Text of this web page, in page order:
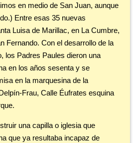
en medio de San Juan, aunque
Entre esas 35 nuevas
Luisa de Marillac, en La Cumbre,
Fernando. Con el desarrollo de la
los Padres Paules dieron una
en los años sesenta y se
en la marquesina de la
Frau, Calle Éufrates esquina
una capilla o iglesia que
que ya resultaba incapaz de